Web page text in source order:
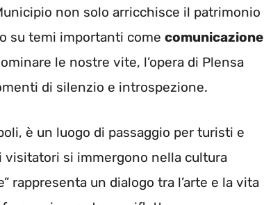
non solo arricchisce il patrimonio
su temi importanti come comunicazione
le nostre vite, l’opera di Plensa
di silenzio e introspezione.
è un luogo di passaggio per turisti e
visitatori si immergono nella cultura
rappresenta un dialogo tra l’arte e la vita